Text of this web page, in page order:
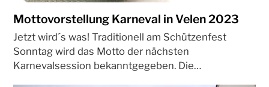
Mottovorstellung Karneval in Velen 2023
Jetzt wird´s was! Traditionell am Schützenfest
Sonntag wird das Motto der nächsten
Karnevalsession bekanntgegeben. Die…